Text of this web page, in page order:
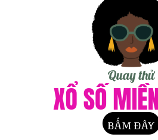
thường đi ủng quân đội khi còn nhỏ),
Ngày 24-1 năm 1848:
Vàng lần
California, trong nhà máy của
bố tin này vào tháng 12, cơn sốt
Robert
hướng đạo sinh đầu tiên ở Anh.
Ngày 24-1 năm 1943:
Hội nghị
Roosevelt và Winston Churchill đã
Winston